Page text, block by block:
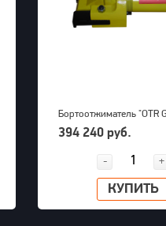
Бортоотжиматель "OTR
(39-63") для 5-ти
394 240 руб.
- +
КУПИТЬ